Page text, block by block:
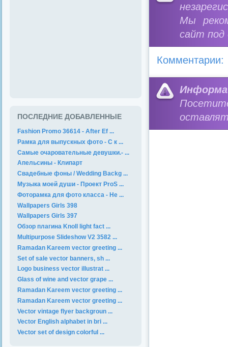
Мы
сайт под
Комментарии:
ПОСЛЕДНИЕ ДОБАВЛЕННЫЕ
Fashion Promo 36614 - After Ef ...
Рамка для выпускных фото - С к ...
Самые очаровательные девушки.- ...
Апельсины - Клипарт
Свадебные фоны / Wedding Backg ...
Музыка моей души - Проект ProS ...
Фоторамка для фото класса - Не ...
Wallpapers Girls 398
Wallpapers Girls 397
Обзор плагина Knoll light fact ...
Multipurpose Slideshow V2 3582 ...
Ramadan Kareem vector greeting ...
Set of sale vector banners, sh ...
Logo business vector illustrat ...
Glass of wine and vector grape ...
Ramadan Kareem vector greeting ...
Ramadan Kareem vector greeting ...
Vector vintage flyer backgroun ...
Vector English alphabet in bri ...
Vector set of design colorful ...